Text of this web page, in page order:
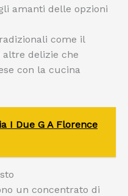
amanti delle opzioni
come il
delizie che
con la cucina
I Due G A Florence
un concentrato di